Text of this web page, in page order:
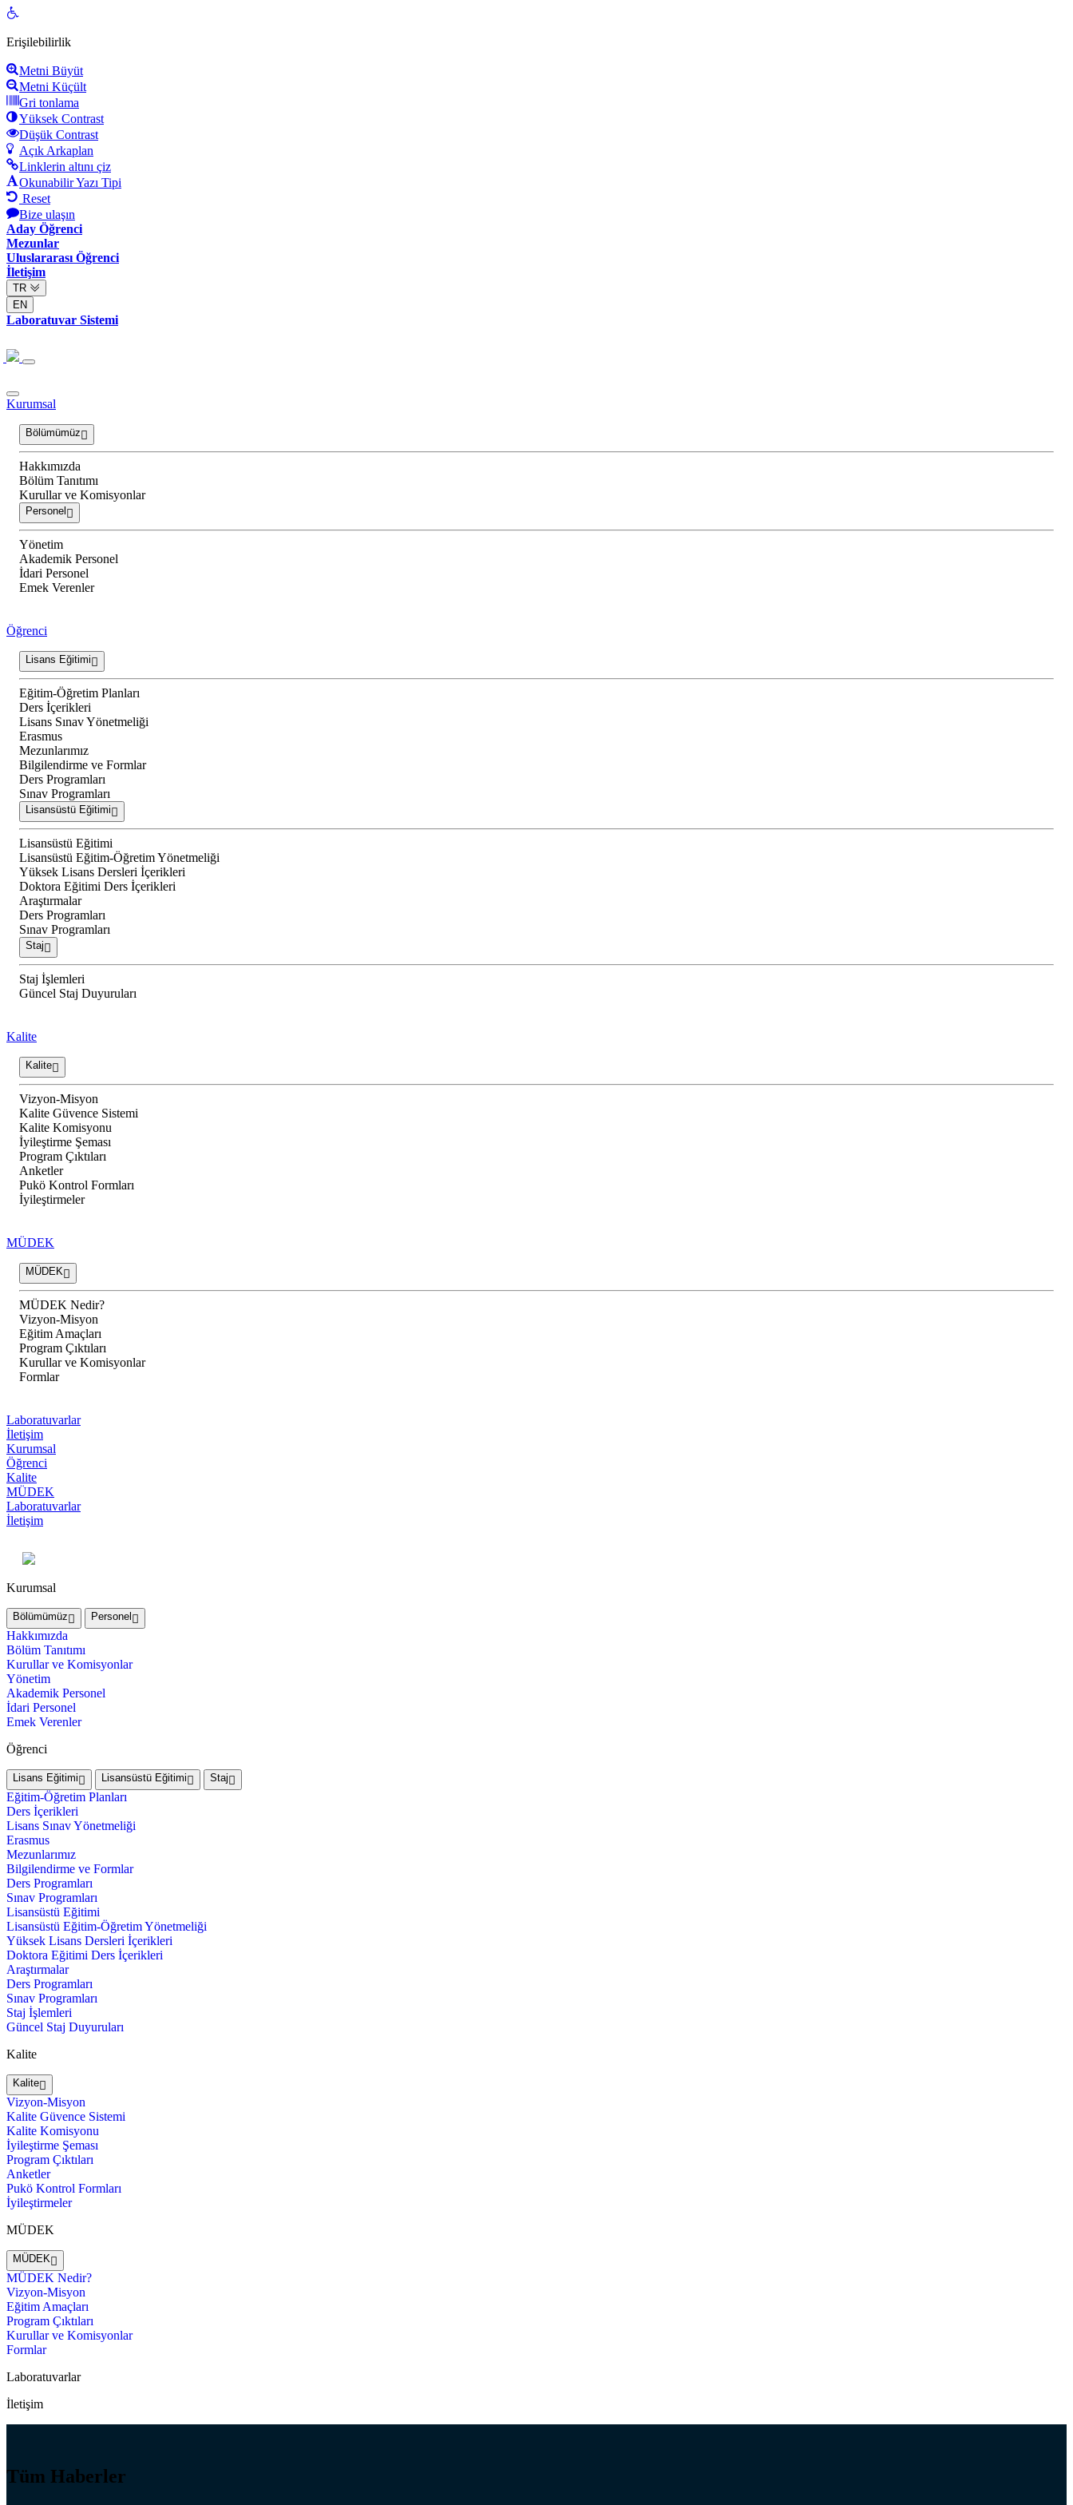
Open
Erişilebilirlik
Metni Büyüt
Metni Küçült
Gri tonlama
Yüksek Contrast
Düşük Contrast
Açık Arkaplan
Linklerin altını çiz
Okunabilir Yazı Tipi
Reset
Bize ulaşın
Aday Öğrenci
Mezunlar
Uluslararası Öğrenci
İletişim
TR
EN
Laboratuvar Sistemi
Kurumsal
Bölümümüz
Hakkımızda
Bölüm Tanıtımı
Kurullar ve Komisyonlar
Personel
Yönetim
Akademik Personel
İdari Personel
Emek Verenler
Öğrenci
Lisans Eğitimi
Eğitim-Öğretim Planları
Ders İçerikleri
Lisans Sınav Yönetmeliği
Erasmus
Mezunlarımız
Bilgilendirme ve Formlar
Ders Programları
Sınav Programları
Lisansüstü Eğitimi
Lisansüstü Eğitimi
Lisansüstü Eğitim-Öğretim Yönetmeliği
Yüksek Lisans Dersleri İçerikleri
Doktora Eğitimi Ders İçerikleri
Araştırmalar
Ders Programları
Sınav Programları
Staj
Staj İşlemleri
Güncel Staj Duyuruları
Kalite
Kalite
Vizyon-Misyon
Kalite Güvence Sistemi
Kalite Komisyonu
İyileştirme Şeması
Program Çıktıları
Anketler
Pukö Kontrol Formları
İyileştirmeler
MÜDEK
MÜDEK
MÜDEK Nedir?
Vizyon-Misyon
Eğitim Amaçları
Program Çıktıları
Kurullar ve Komisyonlar
Formlar
Laboratuvarlar
İletişim
Kurumsal
Öğrenci
Kalite
MÜDEK
Laboratuvarlar
İletişim
Kurumsal
Bölümümüz Personel
Hakkımızda
Bölüm Tanıtımı
Kurullar ve Komisyonlar
Yönetim
Akademik Personel
İdari Personel
Emek Verenler
Öğrenci
Lisans Eğitimi Lisansüstü Eğitimi Staj
Eğitim-Öğretim Planları
Ders İçerikleri
Lisans Sınav Yönetmeliği
Erasmus
Mezunlarımız
Bilgilendirme ve Formlar
Ders Programları
Sınav Programları
Lisansüstü Eğitimi
Lisansüstü Eğitim-Öğretim Yönetmeliği
Yüksek Lisans Dersleri İçerikleri
Doktora Eğitimi Ders İçerikleri
Araştırmalar
Ders Programları
Sınav Programları
Staj İşlemleri
Güncel Staj Duyuruları
Kalite
Kalite
Vizyon-Misyon
Kalite Güvence Sistemi
Kalite Komisyonu
İyileştirme Şeması
Program Çıktıları
Anketler
Pukö Kontrol Formları
İyileştirmeler
MÜDEK
MÜDEK
MÜDEK Nedir?
Vizyon-Misyon
Eğitim Amaçları
Program Çıktıları
Kurullar ve Komisyonlar
Formlar
Laboratuvarlar
İletişim
Tüm Haberler